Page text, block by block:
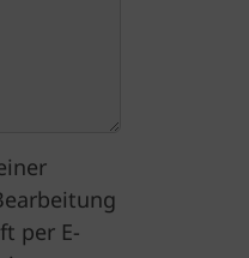
per E-